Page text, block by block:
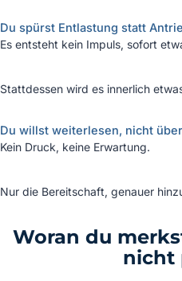
Du spürst Entlastung statt
Es entsteht kein Impuls, sofort
Stattdessen wird es innerlich
Du willst weiterlesen, nicht
Kein Druck, keine Erwartung.
Nur die Bereitschaft, genauer
Woran du
nicht